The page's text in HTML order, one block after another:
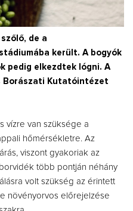
de a
került. A bogyók
pedig elkezdtek lógni. A
Borászati Kutatóintézet
vízre van szüksége a
hőmérsékletre. Az
viszont gyakoriak az
több pontján néhány
volt szükség az érintett
növényorvos előrejelzése